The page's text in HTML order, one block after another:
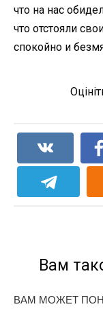
что на нас
что отстояли
спокойно и
Вам